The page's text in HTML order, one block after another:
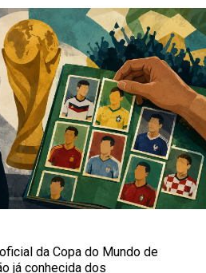
da Copa do Mundo de
já conhecida dos